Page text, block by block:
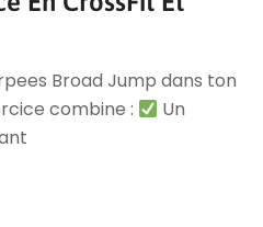
Broad Jump dans ton
combine :
Un